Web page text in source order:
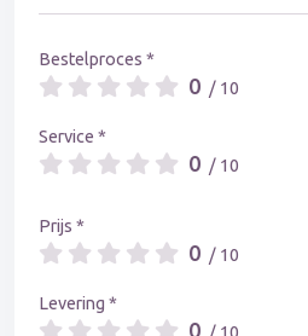
Bestelproces *
0 / 10
Service *
0 / 10
Prijs *
0 / 10
Levering *
0